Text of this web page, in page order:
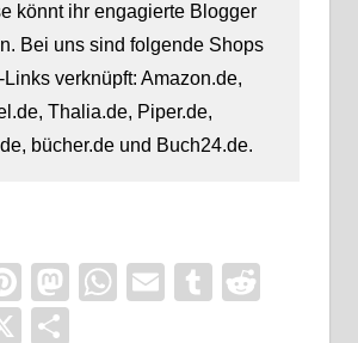
könnt ihr engagierte Blogger
Bei uns sind folgende Shops
Links verknüpft: Amazon.de,
Thalia.de, Piper.de,
bücher.de und Buch24.de.
Pinterest
Mastodon
WhatsApp
EmailTumblr
X